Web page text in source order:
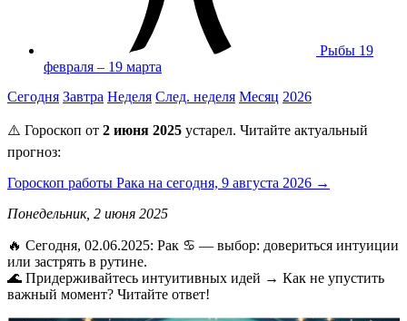
Рыбы 19
февраля – 19 марта
Сегодня Завтра Неделя След. неделя Месяц 2026
⚠️ Гороскоп от 2 июня 2025 устарел. Читайте актуальный
прогноз:
Гороскоп работы Рака на сегодня, 9 августа 2026 →
Понедельник, 2 июня 2025
🔥 Сегодня, 02.06.2025: Рак ♋ — выбор: довериться интуиции
или застрять в рутине.
🌊 Придерживайтесь интуитивных идей → Как не упустить
важный момент? Читайте ответ!